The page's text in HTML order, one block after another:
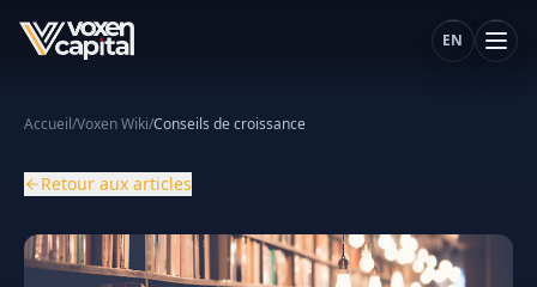
EN
Accueil/Voxen Wiki/Conseils de croissance
Retour aux articles